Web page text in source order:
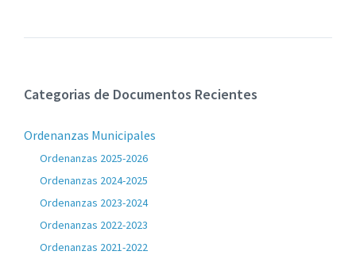
Categorias de Documentos Recientes
Ordenanzas Municipales
Ordenanzas 2025-2026
Ordenanzas 2024-2025
Ordenanzas 2023-2024
Ordenanzas 2022-2023
Ordenanzas 2021-2022